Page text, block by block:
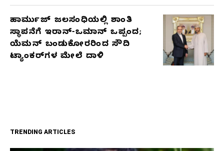
ಹಾರ್ಮುಜ್ ಜಲಸಂಧಿಯಲ್ಲಿ ಶಾಂತಿ
ಸ್ಥಾಪನೆಗೆ ಇರಾನ್-ಒಮಾನ್ ಒಪ್ಪಂದ;
ಯೆಮನ್ ಬಂಡುಕೋರರಿಂದ ಸೌದಿ
ಟ್ಯಾಂಕರ್‌ಗಳ ಮೇಲೆ ದಾಳಿ
TRENDING ARTICLES